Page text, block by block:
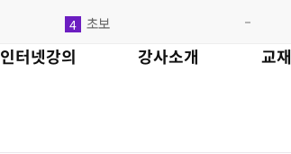
4 초보
5
인터넷강의 강사소개 교